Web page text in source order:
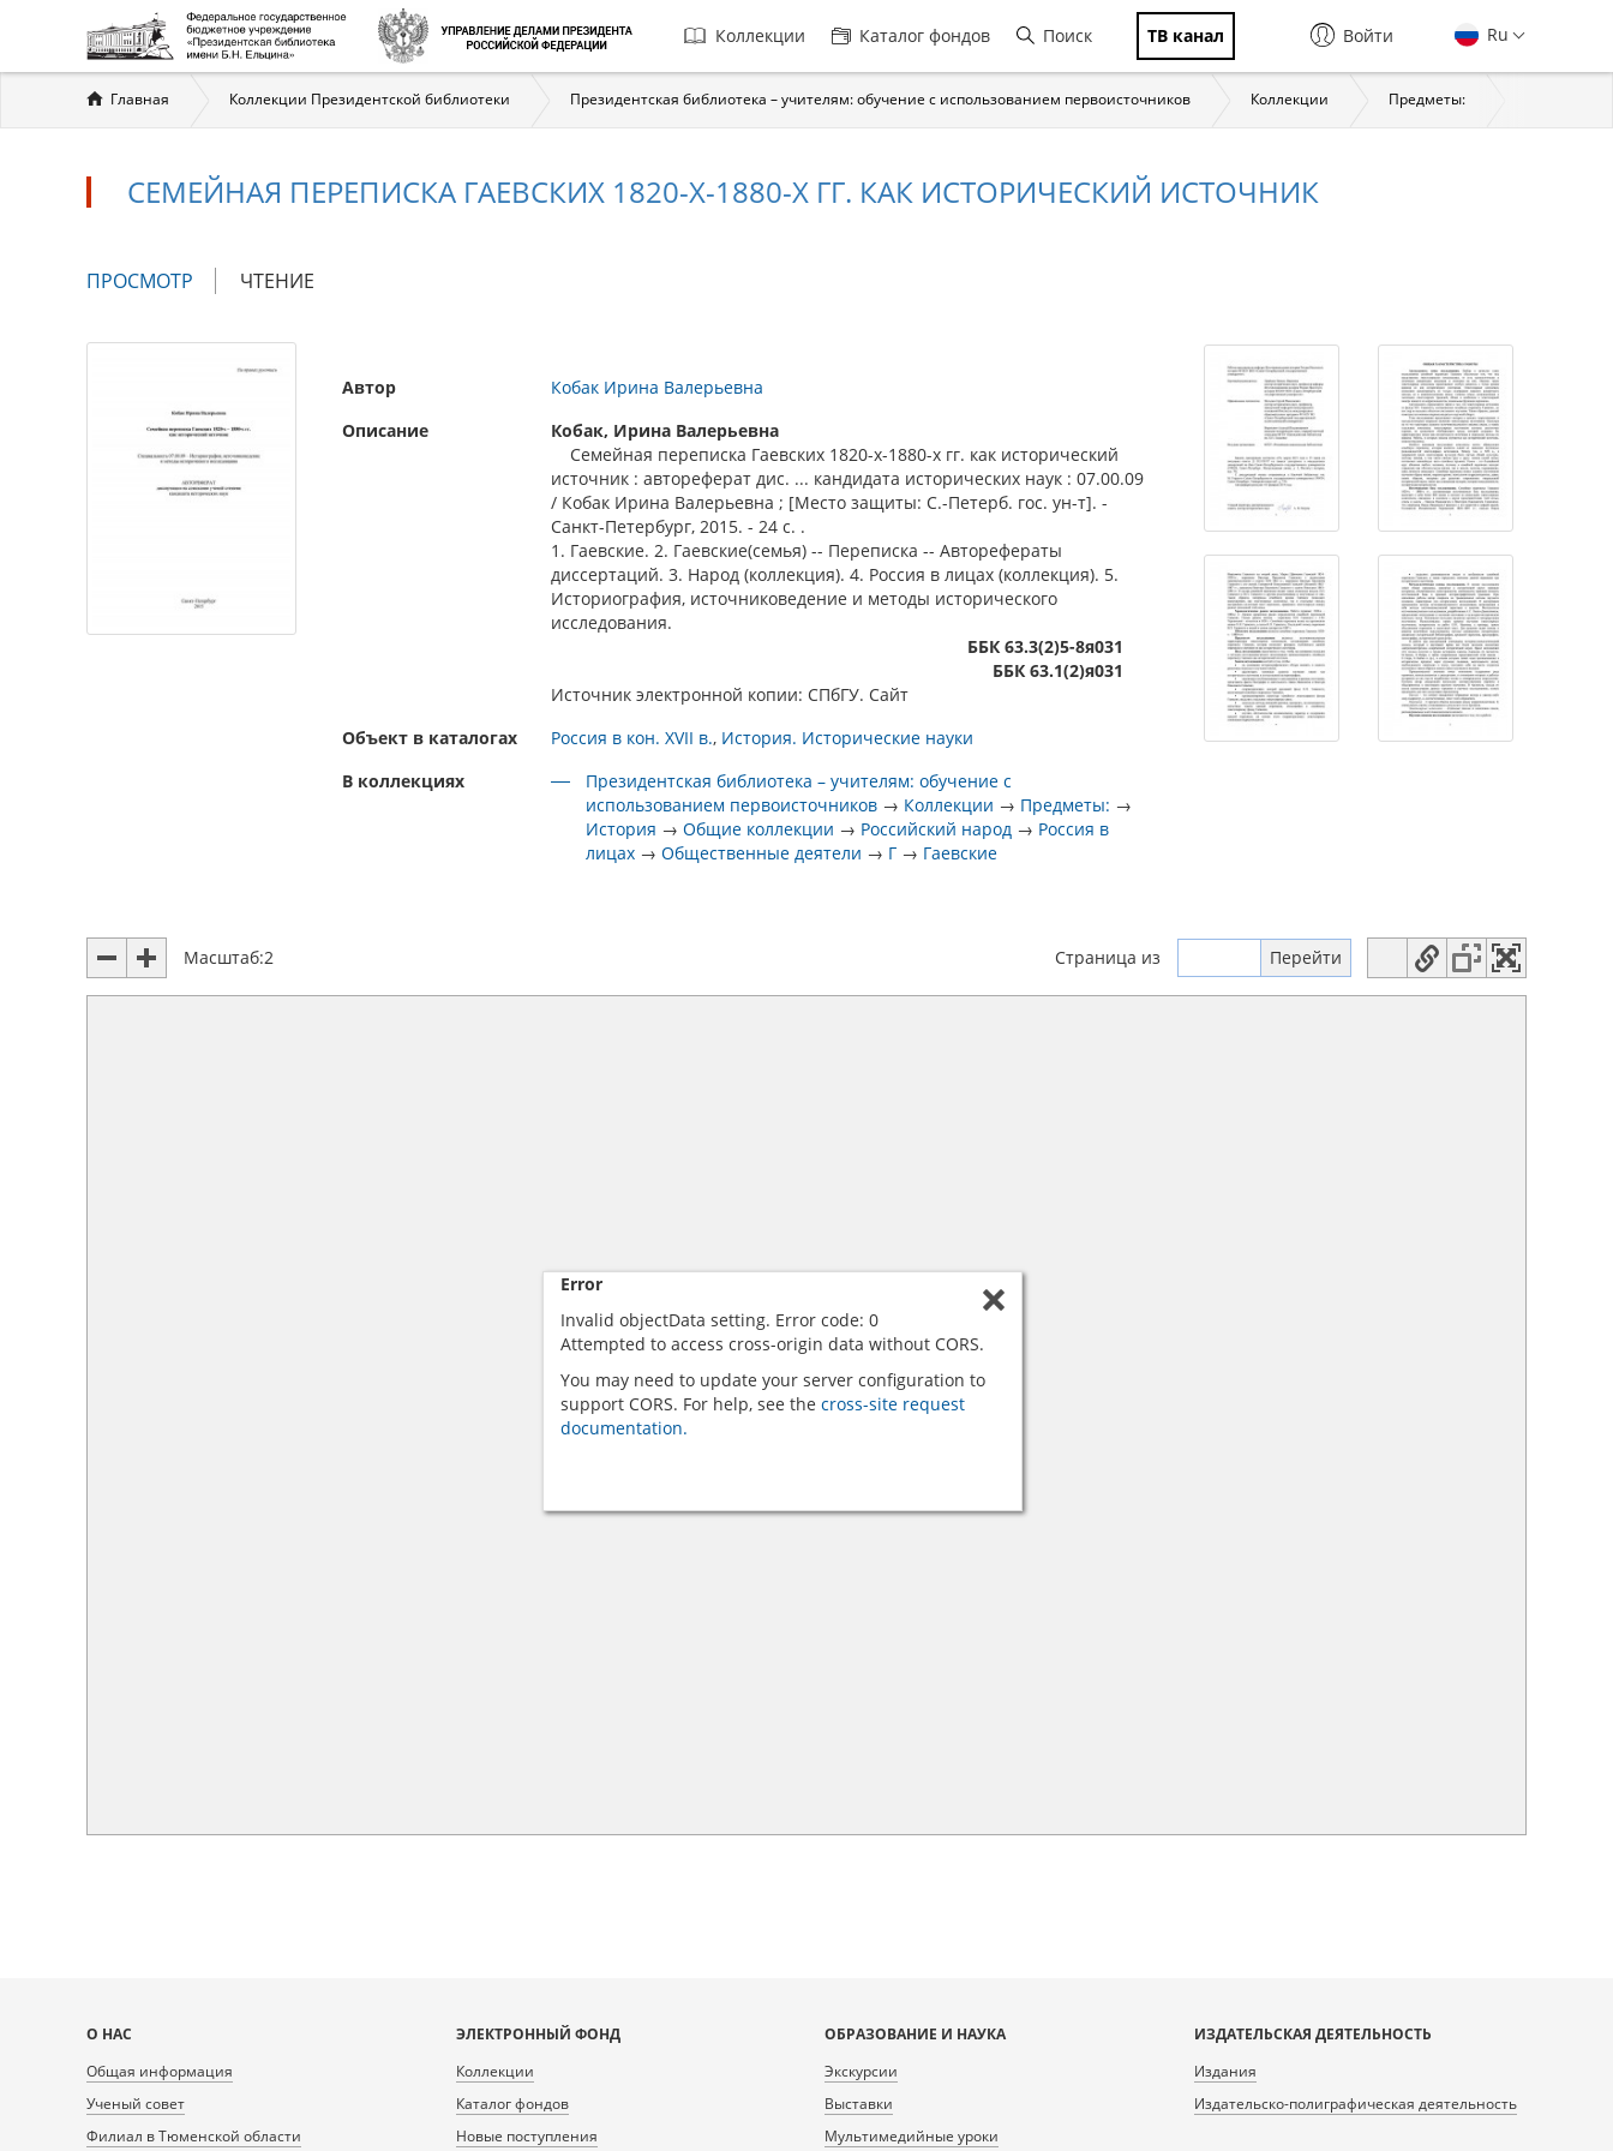
Главная
навигация
Коллекции Каталог фондов Поиск ТВ канал Ru
Войти
Вы
здесь
Главная Коллекции Президентской библиотеки Президентская библиотека – учителям: обучение с использованием первоисточников Коллекции Предметы:
СЕМЕЙНАЯ ПЕРЕПИСКА ГАЕВСКИХ 1820-Х-1880-Х ГГ. КАК ИСТОРИЧЕСКИЙ ИСТОЧНИК
Главные
ПРОСМОТР (АКТИВНАЯ
ЧТЕНИЕ
Автор
Кобак Ирина Валерьевна
Описание
Кобак, Ирина Валерьевна
Семейная переписка Гаевских 1820-х-1880-х гг. как исторический
источник : автореферат дис. ... кандидата исторических наук : 07.00.09
/ Кобак Ирина Валерьевна ; [Место защиты: С.-Петерб. гос. ун-т]. -
Санкт-Петербург, 2015. - 24 с. .
1. Гаевские. 2. Гаевские(семья) -- Переписка -- Авторефераты
диссертаций. 3. Народ (коллекция). 4. Россия в лицах (коллекция). 5.
Историография, источниковедение и методы исторического
исследования.
ББК 63.3(2)5-8я031
ББК 63.1(2)я031
Источник электронной копии: СПбГУ. Сайт
Объект в каталогах
Россия в кон. XVII в. История. Исторические науки
В коллекциях
Президентская библиотека – учителям: обучение с
использованием первоисточников → Коллекции → Предметы: →
История →Общие коллекции → Российский народ → Россия в
лицах →Общественные деятели → Г → Гаевские
Масштаб:2 Страница из
Error
Invalid objectData setting. Error code: 0
Attempted to access cross-origin data without CORS.
You may need to update your server configuration to
support CORS. For help, see the cross-site request
documentation.
Карта
сайта
О НАС
Общая информация
Ученый совет
Филиал в Тюменской области
ЭЛЕКТРОННЫЙ ФОНД
Коллекции
Каталог фондов
Новые поступления
ОБРАЗОВАНИЕ И НАУКА
Экскурсии
Выставки
Мультимедийные уроки
ИЗДАТЕЛЬСКАЯ ДЕЯТЕЛЬНОСТЬ
Издания
Издательско-полиграфическая деятельность